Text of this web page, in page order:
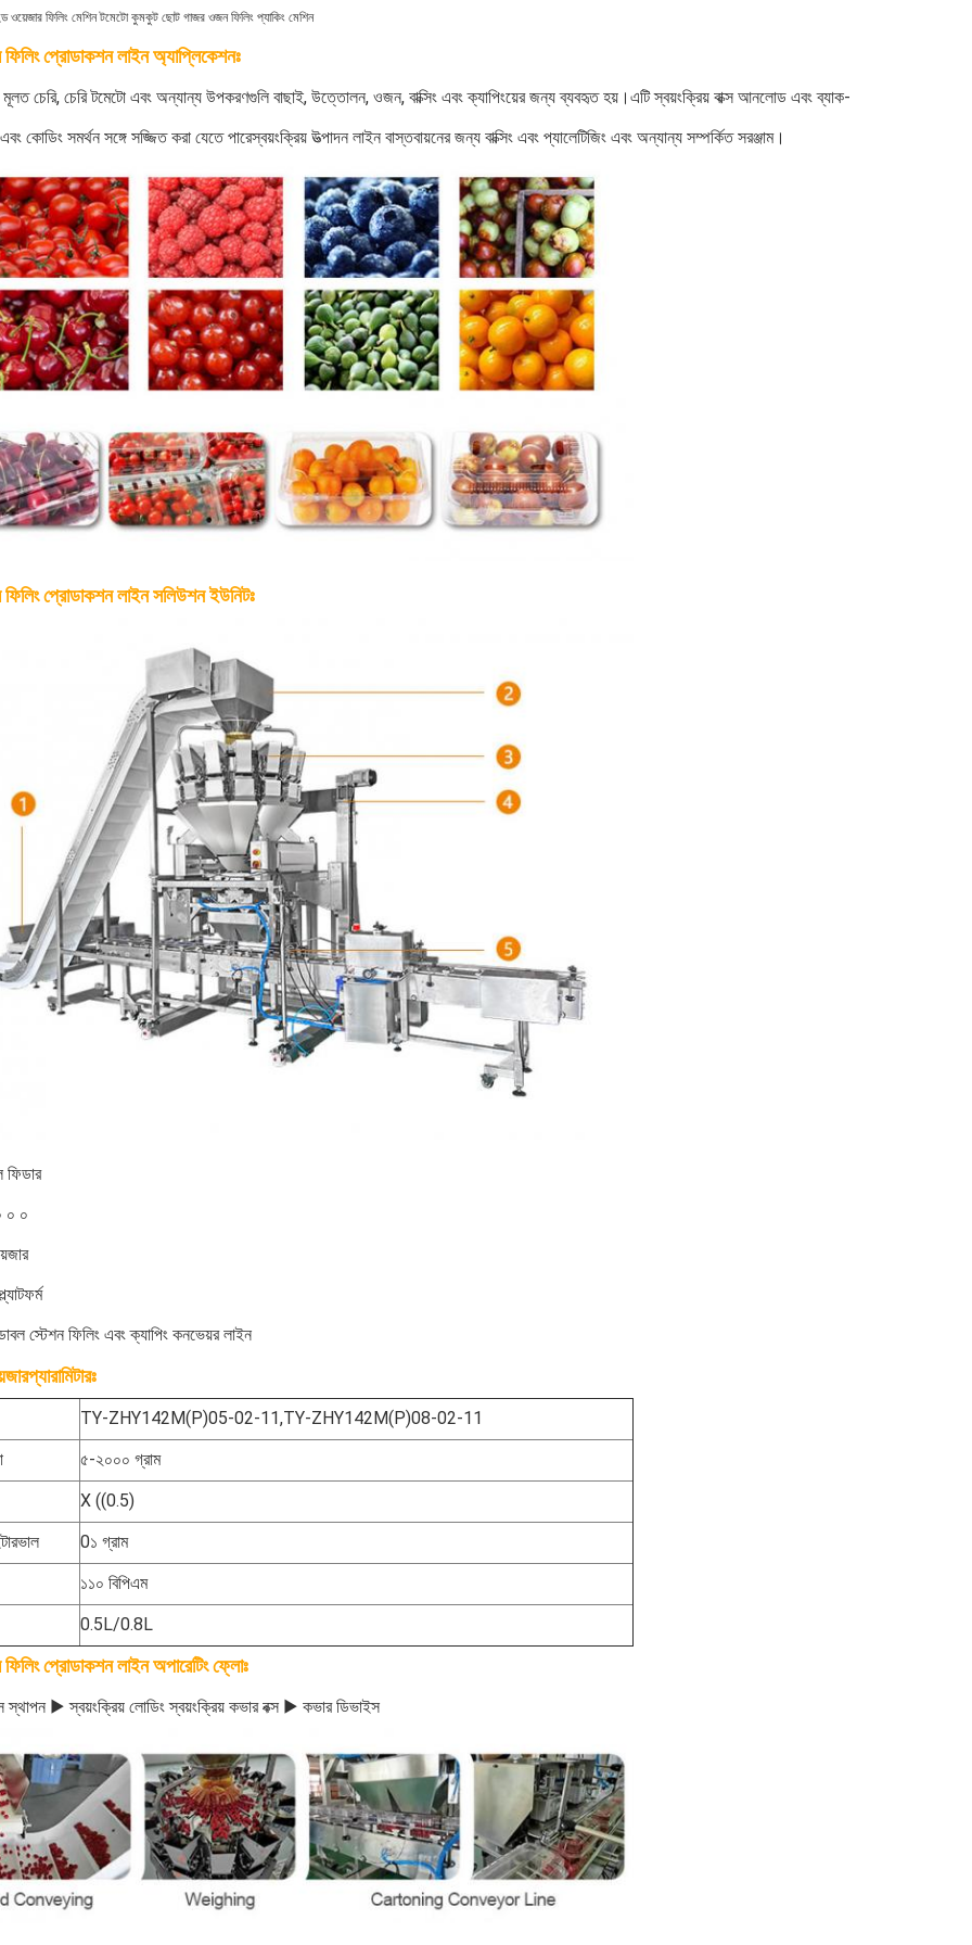
ওয়েজার ফিলিং মেশিন টমেটো কুমকুট ছোট গাজর ওজন ফিলিং প্যাকিং মেশিন
ফিলিং প্রোডাকশন লাইন অ্যাপ্লিকেশনঃ
মূলত চেরি, চেরি টমেটো এবং অন্যান্য উপকরণগুলি বাছাই, উত্তোলন, ওজন, বাক্সিং এবং ক্যাপিংয়ের জন্য ব্যবহৃত হয়।এটি স্বয়ংক্রিয় বাক্স আনলোড এবং ব্যাক-
কোডিং সমর্থন সঙ্গে সজ্জিত করা যেতে পারেস্বয়ংক্রিয় উত্পাদন লাইন বাস্তবায়নের জন্য বাক্সিং এবং প্যালেটিজিং এবং অন্যান্য সম্পর্কিত সরঞ্জাম।
ফিলিং প্রোডাকশন লাইন সলিউশন ইউনিটঃ
ফিডার
০ ০
ডাবল স্টেশন ফিলিং এবং ক্যাপিং কনভেয়র লাইন
প্যারামিটারঃ
TY-ZHY142M(P)05-02-11,TY-ZHY142M(P)08-02-11
৫-২০০০ গ্রাম
X ((0.5)
0১ গ্রাম
১১০ বিপিএম
0.5L/0.8L
ফিলিং প্রোডাকশন লাইন অপারেটিং ফ্লোঃ
স্থাপন ▶ স্বয়ংক্রিয় লোডিং স্বয়ংক্রিয় কভার বক্স ▶ কভার ডিভাইস